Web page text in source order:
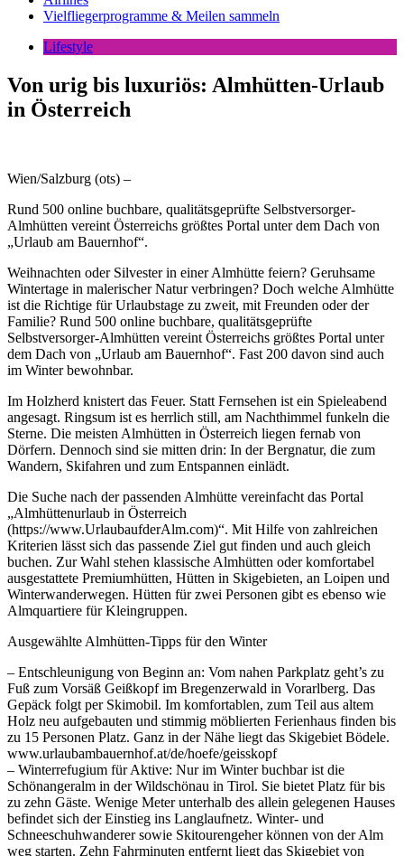
Vielfliegerprogramme & Meilen sammeln
Lifestyle
Von urig bis luxuriös: Almhütten-Urlaub
in Österreich
Wien/Salzburg (ots) –
Rund 500 online buchbare, qualitätsgeprüfte Selbstversorger-
Almhütten vereint Österreichs größtes Portal unter dem Dach von
„Urlaub am Bauernhof“.
Weihnachten oder Silvester in einer Almhütte feiern? Geruhsame
Wintertage in malerischer Natur verbringen? Doch welche Almhütte
ist die Richtige für Urlaubstage zu zweit, mit Freunden oder der
Familie? Rund 500 online buchbare, qualitätsgeprüfte
Selbstversorger-Almhütten vereint Österreichs größtes Portal unter
dem Dach von „Urlaub am Bauernhof“. Fast 200 davon sind auch
im Winter bewohnbar.
Im Holzherd knistert das Feuer. Statt Fernsehen ist ein Spieleabend
angesagt. Ringsum ist es herrlich still, am Nachthimmel funkeln die
Sterne. Die meisten Almhütten in Österreich liegen fernab von
Dörfern. Dennoch sind sie mitten drin: In der Bergnatur, die zum
Wandern, Skifahren und zum Entspannen einlädt.
Die Suche nach der passenden Almhütte vereinfacht das Portal
„Almhüttenurlaub in Österreich
(https://www.UrlaubaufderAlm.com)“. Mit Hilfe von zahlreichen
Kriterien lässt sich das passende Ziel gut finden und auch gleich
buchen. Zur Wahl stehen klassische Almhütten oder komfortabel
ausgestattete Premiumhütten, Hütten in Skigebieten, an Loipen und
Winterwanderwegen. Hütten für zwei Personen gibt es ebenso wie
Almquartiere für Kleingruppen.
Ausgewählte Almhütten-Tipps für den Winter
– Entschleunigung von Beginn an: Vom nahen Parkplatz geht’s zu
Fuß zum Vorsäß Geißkopf im Bregenzerwald in Vorarlberg. Das
Gepäck folgt per Skimobil. Im komfortablen, zum Teil aus altem
Holz neu aufgebauten und stimmig möblierten Ferienhaus finden bis
zu 15 Personen Platz. Ganz in der Nähe liegt das Skigebiet Bödele.
www.urlaubambauernhof.at/de/hoefe/geisskopf
– Winterrefugium für Aktive: Nur im Winter buchbar ist die
Schönangeralm in der Wildschönau in Tirol. Sie bietet Platz für bis
zu zehn Gäste. Wenige Meter unterhalb des allein gelegenen Hauses
befindet sich der Einstieg ins Langlaufnetz. Winter- und
Schneeschuhwanderer sowie Skitourengeher können von der Alm
weg starten. Zehn Fahrminuten entfernt liegt das Skigebiet von